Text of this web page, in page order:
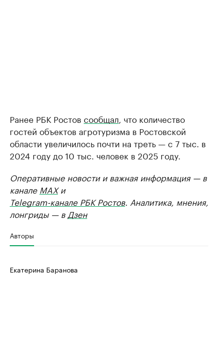
Ранее РБК Ростов сообщал , что количество
гостей объектов агротуризма в Ростовской
области увеличилось почти на треть — с 7 тыс. в
2024 году до 10 тыс. человек в 2025 году.
Оперативные новости и важная информация — в
канале MAXи
Telegram-канале РБК Ростов. Аналитика, мнения,
лонгриды — в Дзен
Авторы
Екатерина Баранова